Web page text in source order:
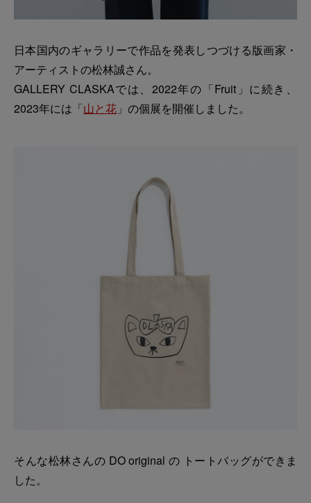
日本国内のギャラリーで作品を発表しつづける版画家・
アーティストの松林誠さん。
GALLERY CLASKAでは、2022年の「Fruit」に続き、
2023年には「山と花 」の個展を開催しました。
そんな松林さんの DO original の トートバッグができま
した。